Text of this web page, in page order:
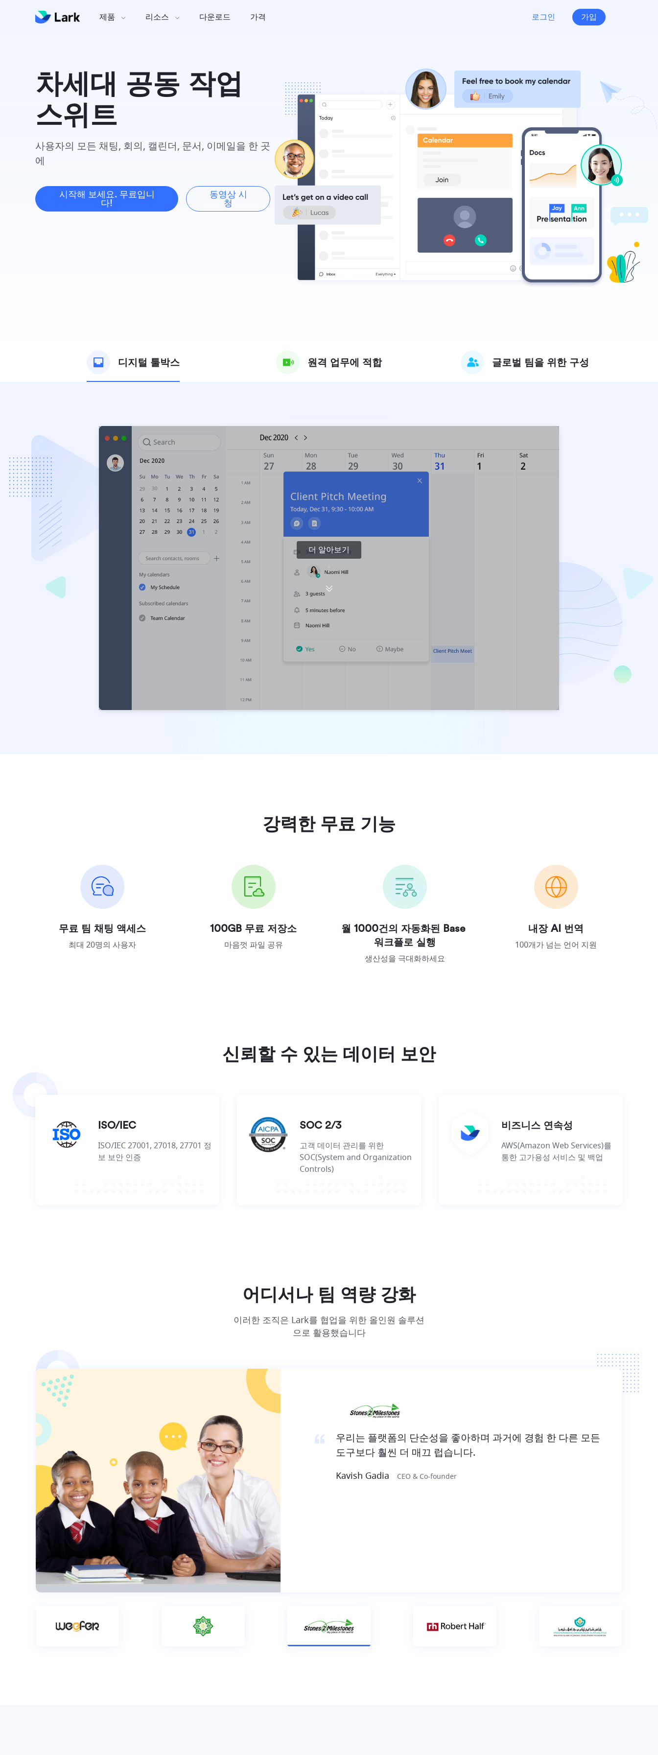
제품 리소스 다운로드 가격 로그인 가입
차세대 공동 작업
스위트
사용자의 모든 채팅, 회의, 캘린더, 문서, 이메일을 한 곳
에
시작해 보세요. 무료입니
다!
동영상 시
청
디지털 툴박스 원격 업무에 적합 글로벌 팀을 위한 구성
더 알아보기
강력한 무료 기능
무료 팀 채팅 액세스
최대 20명의 사용자
100GB 무료 저장소
마음껏 파일 공유
월 1000건의 자동화된 Base
워크플로 실행
생산성을 극대화하세요
내장 AI 번역
100개가 넘는 언어 지원
신뢰할 수 있는 데이터 보안
ISO/IEC
ISO/IEC 27001, 27018, 27701 정
보 보안 인증
SOC 2/3
고객 데이터 관리를 위한
SOC(System and Organization
Controls)
비즈니스 연속성
AWS(Amazon Web Services)를
통한 고가용성 서비스 및 백업
이러한 조직은 Lark를 협업을 위한 올인원 솔루션
으로 활용했습니다
우리는 플랫폼의 단순성을 좋아하며 과거에 경험 한 다른 모든
도구보다 훨씬 더 매끄 럽습니다.
Kavish Gadia CEO & Co-founder